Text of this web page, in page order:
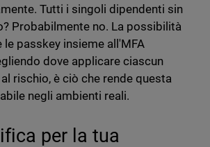
Tutti i singoli dipendenti sin
Probabilmente no. La possibilità
passkey insieme all'MFA
dove applicare ciascun
rischio, è ciò che rende questa
negli ambienti reali.
per la tua